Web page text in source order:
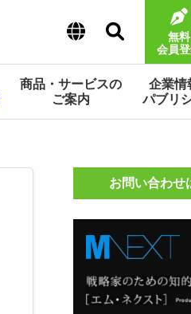
無料
会員
商品・サービスの
ご案内
企業情
パブリ
お問い合わせ